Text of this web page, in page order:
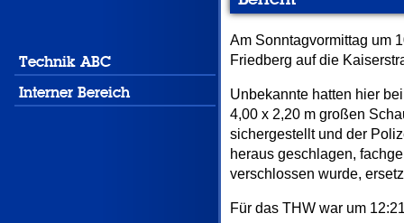
Technik ABC
Interner Bereich
Am Sonntagvormittag um
Friedberg auf die
Unbekannte hatten hier
4,00 x 2,20 m großen
sichergestellt und der
heraus geschlagen,
verschlossen wurde,
Für das THW war um